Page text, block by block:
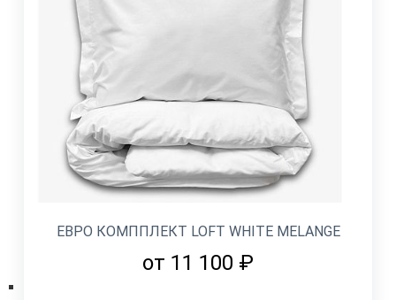
ЕВРО КОМППЛЕКТ LOFT WHITE MELANGE
от 11 100 ₽